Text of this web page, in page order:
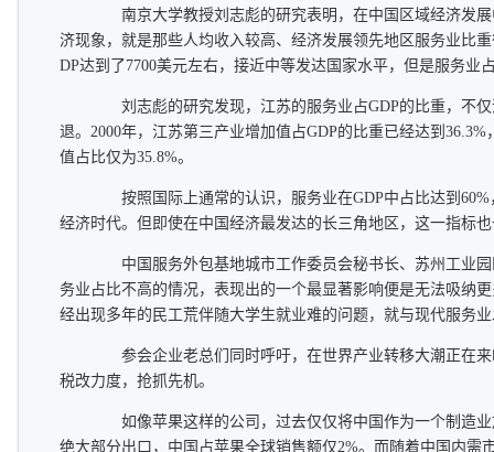
南京大学教授刘志彪的研究表明，在中国区域经济发展
济现象，就是那些人均收入较高、经济发展领先地区服务业比
DP达到了7700美元左右，接近中等发达国家水平，但是服务业
刘志彪的研究发现，江苏的服务业占GDP的比重，不仅
退。2000年，江苏第三产业增加值占GDP的比重已经达到
值占比仅为35.8%。
按照国际上通常的认识，服务业在GDP中占比达到60%
经济时代。但即使在中国经济最发达的长三角地区，这一指标
中国服务外包基地城市工作委员会秘书长、苏州工业园
务业占比不高的情况，表现出的一个最显著影响便是无法吸纳
经出现多年的民工荒伴随大学生就业难的问题，就与现代服务
参会企业老总们同时呼吁，在世界产业转移大潮正在来
税改力度，抢抓先机。
如像苹果这样的公司，过去仅仅将中国作为一个制造业
绝大部分出口，中国占苹果全球销售额仅2%。而随着中国内需